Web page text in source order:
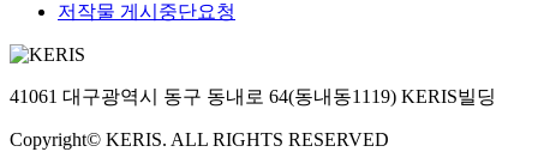
저작물 게시중단요청
41061 대구광역시 동구 동내로 64(동내동1119) KERIS빌딩
Copyright© KERIS. ALL RIGHTS RESERVED